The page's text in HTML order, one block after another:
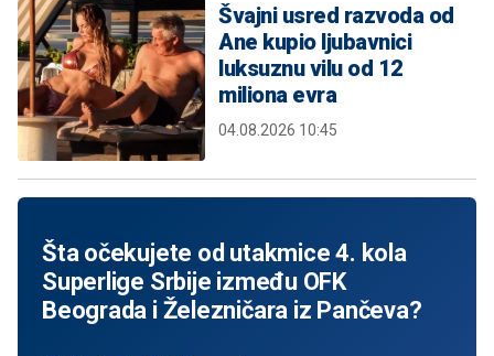
Švajni usred razvoda od
Ane kupio ljubavnici
luksuznu vilu od 12
miliona evra
04.08.2026 10:45
Šta očekujete od utakmice 4. kola
Superlige Srbije između OFK
Beograda i Železničara iz Pančeva?